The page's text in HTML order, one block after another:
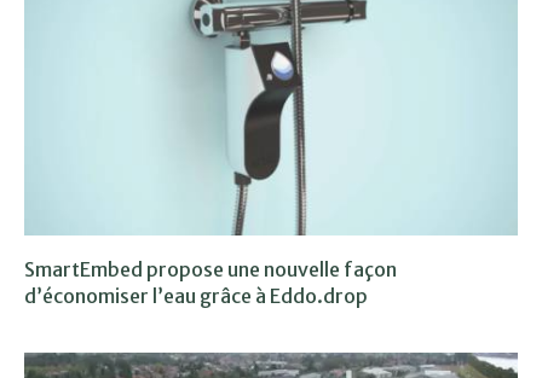
SmartEmbed propose une nouvelle façon
d’économiser l’eau grâce à Eddo.drop